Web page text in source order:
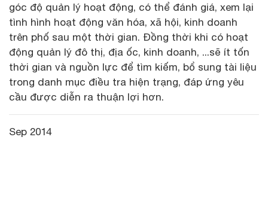
góc độ quản lý hoạt động, có thể đánh giá, xem lại
tình hình hoạt động văn hóa, xã hội, kinh doanh
trên phố sau một thời gian. Đồng thời khi có hoạt
động quản lý đô thị, địa ốc, kinh doanh, ...sẽ ít tốn
thời gian và nguồn lực để tìm kiếm, bổ sung tài liệu
trong danh mục điều tra hiện trạng, đáp ứng yêu
cầu được diễn ra thuận lợi hơn.
Sep 2014